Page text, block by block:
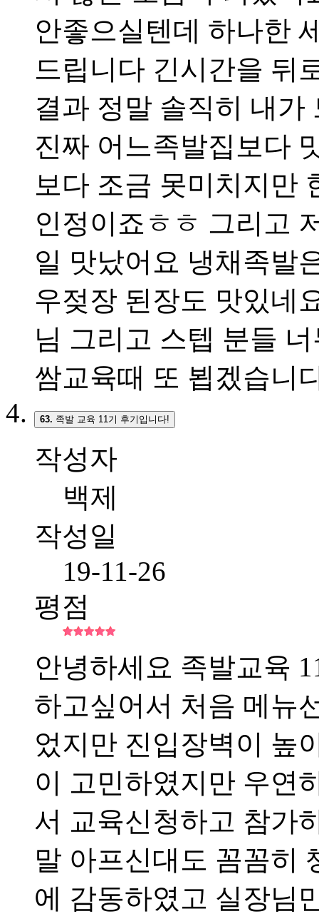
안좋으실텐데 하나한
드립니다 긴시간을 뒤
결과 정말 솔직히 내
진짜 어느족발집보다
보다 조금 못미치지만
인정이죠ㅎㅎ 그리고
일 맛났어요 냉채족발
우젖장 된장도 맛있네
님 그리고 스텝 분들
쌈교육때 또 뵙겠습니
63. 족발 교육 11기 후기입니다!
작성자
백제
작성일
19-11-26
평점
안녕하세요 족발교육
하고싶어서 처음 메뉴
었지만 진입장벽이 높
이 고민하였지만 우연
서 교육신청하고 참가
말 아프신대도 꼼꼼히
에 감동하였고 실장님